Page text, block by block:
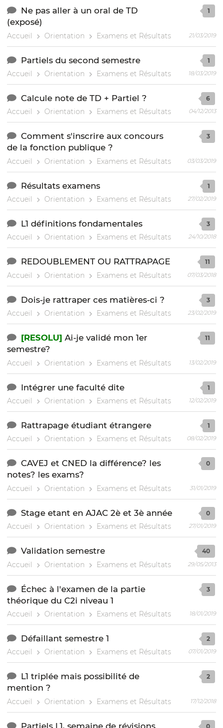
Ne pas aller à un oral de TD
(exposé)
Accueil Orientation Examens et Résultats
1
21/03/2019
Partiels du second semestre
Accueil Orientation Examens et Résultats
1
18/03/2019
Calcule note de TD + Partiel ?
Accueil Orientation Examens et Résultats
6
04/12/2013
Comment s'inscrire aux concours
de la fonction publique ?
Accueil Orientation Examens et Résultats
3
03/03/2019
Résultats examens
Accueil Orientation Examens et Résultats
1
27/02/2019
L1 définitions fondamentales
Accueil Orientation Examens et Résultats
3
24/10/2018
REDOUBLEMENT OU RATTRAPAGE
Accueil Orientation Examens et Résultats
11
07/03/2018
Dois-je rattraper ces matières-ci ?
Accueil Orientation Examens et Résultats
3
23/02/2019
[RESOLU] Ai-je validé mon 1er
semestre?
Accueil Orientation Examens et Résultats
11
13/02/2019
Intégrer une faculté dite
Accueil Orientation Examens et Résultats
1
12/02/2019
Rattrapage étudiant étrangere
Accueil Orientation Examens et Résultats
1
08/02/2019
CAVEJ et CNED la différence? les
notes? les exams?
Accueil Orientation Examens et Résultats
0
31/01/2019
Stage etant en AJAC 2è et 3è année
Accueil Orientation Examens et Résultats
0
27/01/2019
Validation semestre
Accueil Orientation Examens et Résultats
40
29/05/2013
Échec à l'examen de la partie
théorique du C2i niveau 1
Accueil Orientation Examens et Résultats
3
18/01/2019
Défaillant semestre 1
Accueil Orientation Examens et Résultats
2
07/01/2019
L1 triplée mais possibilité de
mention ?
Accueil Orientation Examens et Résultats
2
17/12/2018
Partiels L1, semaine de révisions. 0